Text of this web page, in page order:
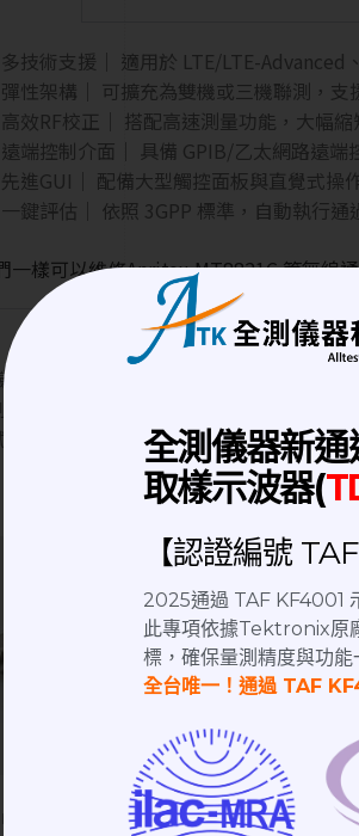
多技術支援｜ 適用於 LTE/LTE-Advanced
彈性架構｜ 可擴充為雙機或三機聯測，支
高效RF校正｜ 搭配高速測量功能，大幅縮
遠端控制介面｜ 具備 GPIB/乙太網路遠端
先進GUI｜ 配備大型觸控面板與直覺式操
一鍵評估｜ 依照 3GPP 標準，自動執行通
一樣可以維修Anritsu MT8821C 等無線
器科技位於桃園中壢區，新屋交流道旁
試、發射機輻射功率測試、接收機靈敏
精確，隔離測試設備干擾，多種測試流
| 衰減器
全測儀器新通
取樣示波器(
【認證編號
2025通過 TAF KF4001
此專項依據Tektronix原
標，確保量測精度與功能
全台唯一！通過 TAF